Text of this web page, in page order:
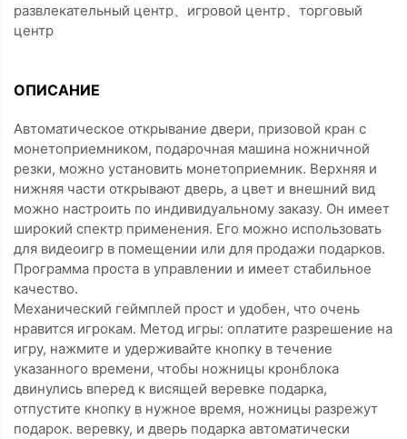
развлекательный центр、игровой центр、торговый
центр
ОПИСАНИЕ
Автоматическое открывание двери, призовой кран с
монетоприемником, подарочная машина ножничной
резки, можно установить монетоприемник. Верхняя и
нижняя части открывают дверь, а цвет и внешний вид
можно настроить по индивидуальному заказу. Он имеет
широкий спектр применения. Его можно использовать
для видеоигр в помещении или для продажи подарков.
Программа проста в управлении и имеет стабильное
качество.
Механический геймплей прост и удобен, что очень
нравится игрокам. Метод игры: оплатите разрешение на
игру, нажмите и удерживайте кнопку в течение
указанного времени, чтобы ножницы кронблока
двинулись вперед к висящей веревке подарка,
отпустите кнопку в нужное время, ножницы разрежут
подарок. веревку, и дверь подарка автоматически